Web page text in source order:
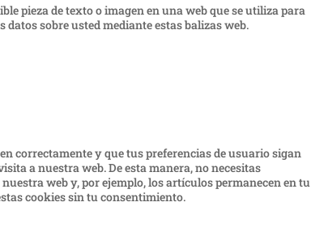
pieza de texto o imagen en una web que se utiliza para
sobre usted mediante estas balizas web.
correctamente y que tus preferencias de usuario sigan
a nuestra web. De esta manera, no necesitas
web y, por ejemplo, los artículos permanecen en tu
cookies sin tu consentimiento.